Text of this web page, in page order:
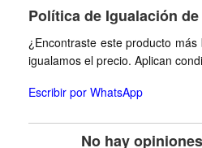
Política de Igualación
¿Encontraste este producto
igualamos el precio. Aplican
Escribir por WhatsApp
No hay